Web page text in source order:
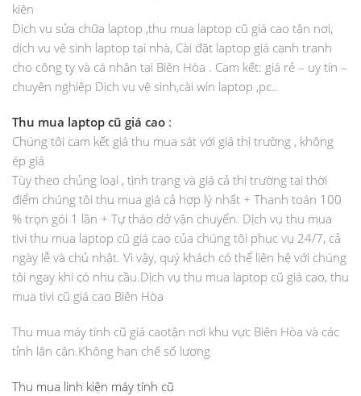
kiên
Dịch vụ sửa chữa laptop ,thu mua laptop cũ giá cao tận nơi,
dịch vụ vệ sinh laptop tại nhà, Cài đặt laptop giá cạnh tranh
cho công ty và cá nhân tại Biên Hòa . Cam kết: giá rẻ – uy tín –
chuyên nghiệp Dịch vụ vệ sinh,cài win laptop ,pc..
Thu mua laptop cũ giá cao :
Chúng tôi cam kết giá thu mua sát với giá thị trường , không
ép giá
Tùy theo chủng loại , tình trạng và giá cả thị trường tại thời
điểm chúng tôi thu mua giá cả hợp lý nhất + Thanh toán 100
% trọn gói 1 lần + Tự tháo dở vận chuyển. Dịch vụ thu mua
tivi thu mua laptop cũ giá cao của chúng tôi phục vụ 24/7, cả
ngày lễ và chủ nhật. Vì vậy, quý khách có thể liên hệ với chúng
tôi ngay khi có nhu cầu.Dịch vụ thu mua laptop cũ giá cao, thu
mua tivi cũ giá cao Biên Hòa
Thu mua máy tính cũ giá caotận nơi khu vực Biên Hòa và các
tỉnh lân cận.Không hạn chế số lượng
Thu mua linh kiện máy tính cũ